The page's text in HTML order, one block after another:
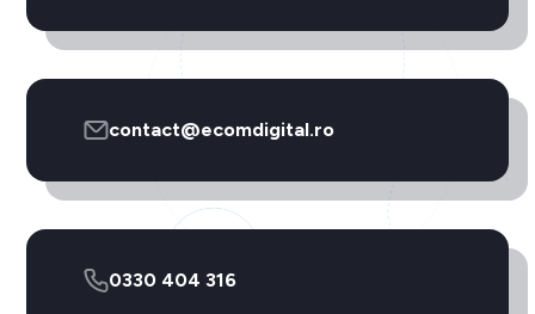
contact@ecomdigital.ro
0330 404 316